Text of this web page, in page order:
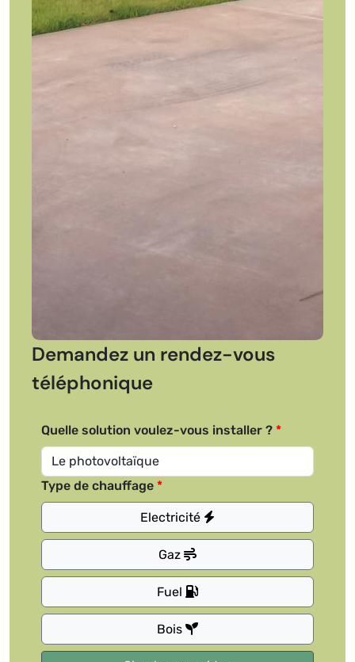
Demandez un rendez-vous
téléphonique
Quelle solution voulez-vous installer ?
Type de chauffage
Electricité
Gaz
Fuel
Bois